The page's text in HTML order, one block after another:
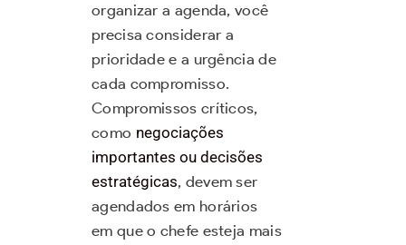
organizar a agenda, você
precisa considerar a
prioridade e a urgência de
cada compromisso.
Compromissos críticos,
como negociações
importantes ou decisões
estratégicas, devem ser
agendados em horários
em que o chefe esteja mais